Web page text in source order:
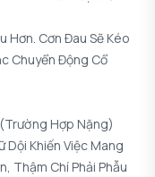
Hơn. Cơn Đau Sẽ Kéo
Chuyển Động Cổ
(trường Hợp Nặng)
Dội Khiến Việc Mang
Thậm Chí Phải Phẫu